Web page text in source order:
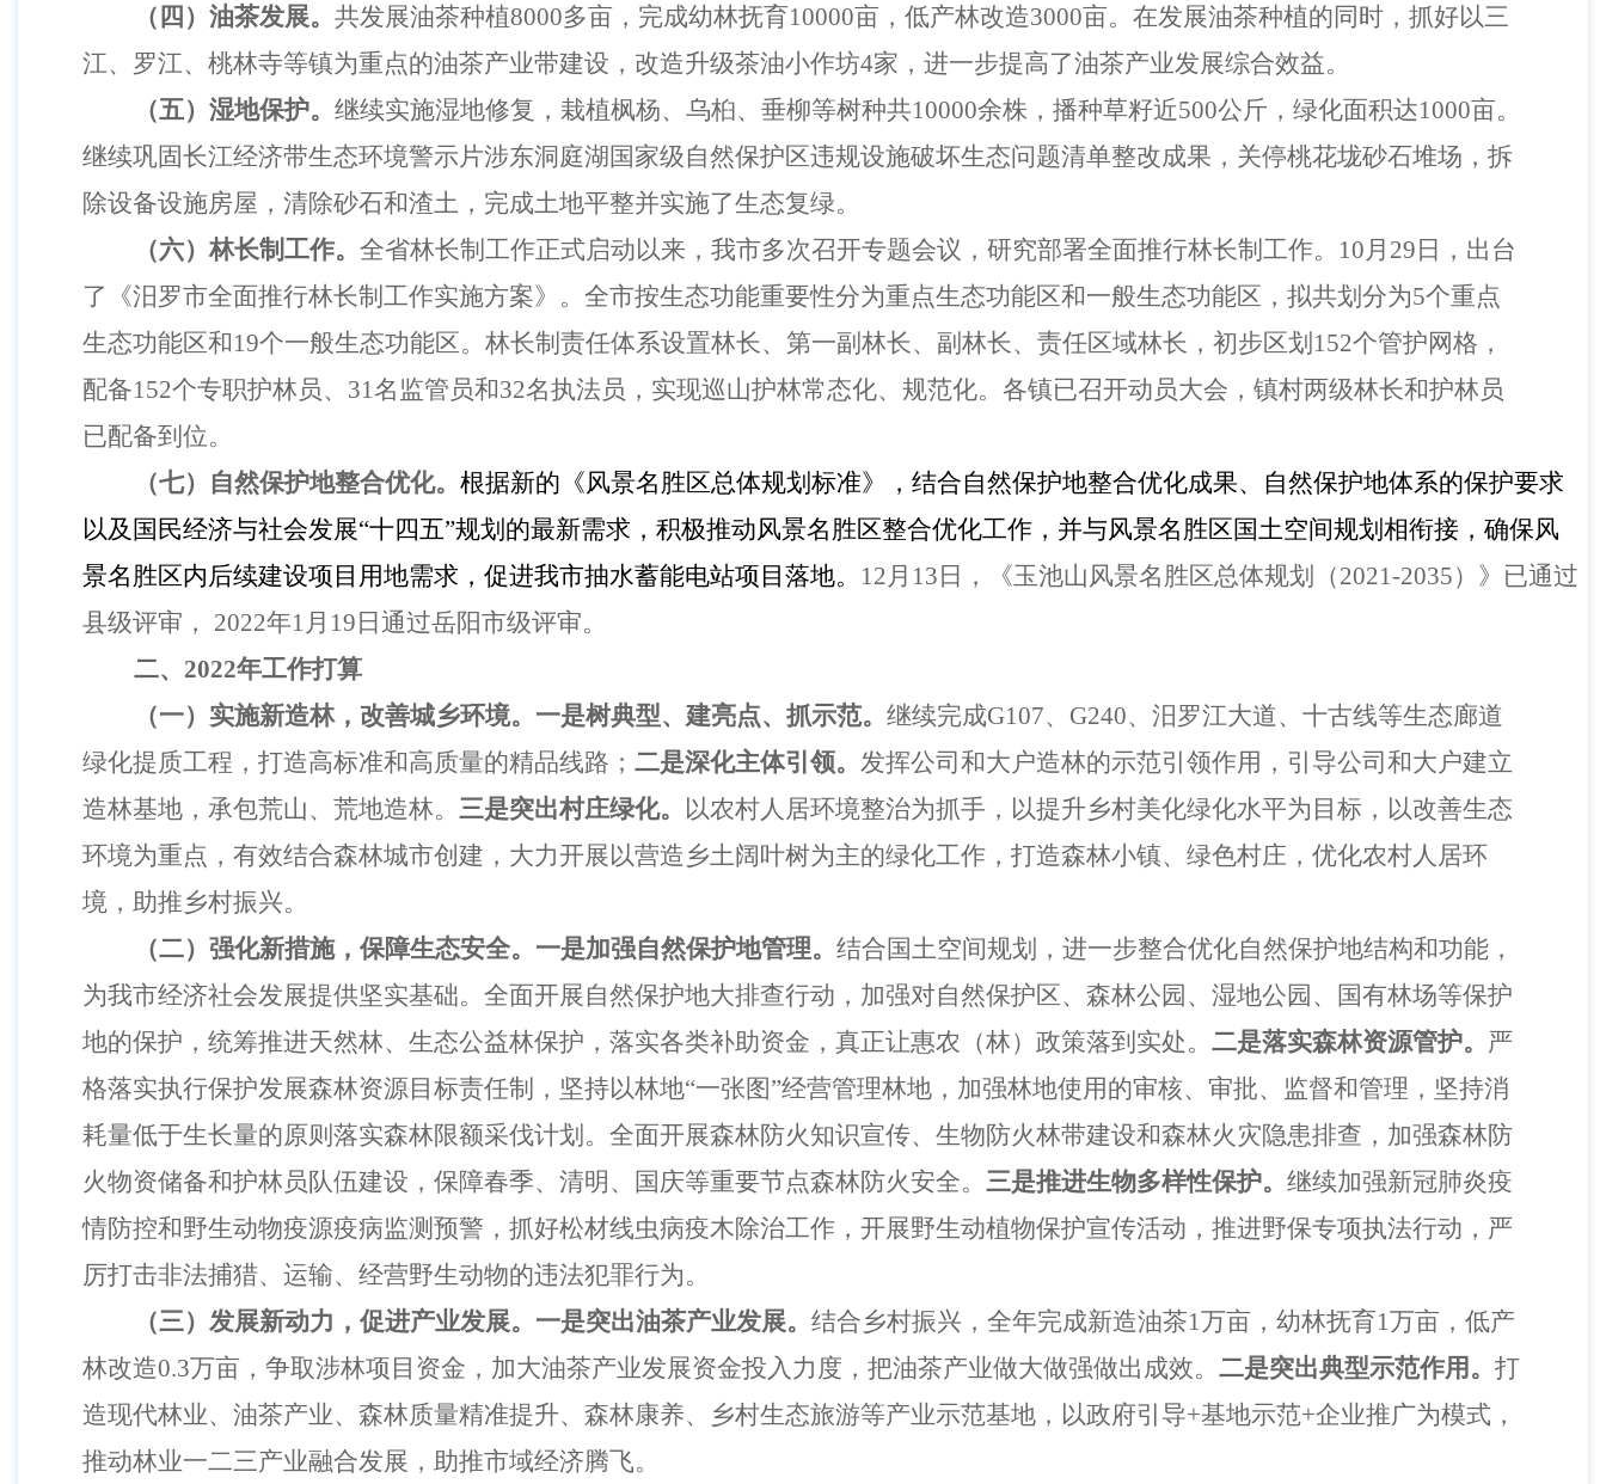
（四）油茶发展。 共发展油茶种植8000多亩，完成幼林抚育10000亩，低产林改造3000亩。在发展油茶种植的同时，抓好以三
江、罗江、桃林寺等镇为重点的油茶产业带建设，改造升级茶油小作坊4家，进一步提高了油茶产业发展综合效益。
（五）湿地保护。 继续实施湿地修复，栽植枫杨、乌桕、垂柳等树种共10000余株，播种草籽近500公斤，绿化面积达1000亩。
继续巩固长江经济带生态环境警示片涉东洞庭湖国家级自然保护区违规设施破坏生态问题清单整改成果，关停桃花垅砂石堆场，拆
除设备设施房屋，清除砂石和渣土，完成土地平整并实施了生态复绿。
（六）林长制工作。 全省林长制工作正式启动以来，我市多次召开专题会议，研究部署全面推行林长制工作。 10月29日，出台
了《汨罗市全面推行林长制工作实施方案》。全市按生态功能重要性分为重点生态功能区和一般生态功能区，拟共划分为5个重点
生态功能区和19个一般生态功能区。林长制责任体系设置林长、第一副林长、副林长、责任区域林长，初步区划152个管护网格，
配备152个专职护林员、31名监管员和32名执法员，实现巡山护林常态化、规范化。 各镇已召开动员大会，镇村两级林长和护林员
已配备到位。
（七）自然保护地整合优化。 根据新的《风景名胜区总体规划标准》，结合自然保护地整合优化成果、自然保护地体系的保护要求
以及国民经济与社会发展“十四五”规划的最新需求，积极推动风景名胜区整合优化工作， 并与风景名胜区国土空间规划相衔接，确保风
景名胜区内后续建设项目用地需求 ，促进我市抽水蓄能电站项目落地。 12月13日，《玉池山风景名胜区总体规划（2021-2035）》已通过
县级评审， 2022年1月19日通过岳阳市级评审。
二、 2022年工作打算
（一）实施新造林，改善城乡环境。 一是树典型、建亮点、抓示范。 继续完成G107、G240、汨罗江大道、十古线等生态廊道
绿化提质工程，打造高标准和高质量的精品线路； 二是深化主体引领。 发挥公司和大户造林的示范引领作用，引导公司和大户建立
造林基地，承包荒山、荒地造林。 三是突出村庄绿化。
以农村人居环境整治为抓手，以提升乡村美化绿化水平为目标，以改善生态
环境为重点，有效结合森林城市创建，大力开展以营造乡土阔叶树为主的绿化工作，打造森林小镇、绿色村庄，优化农村人居环
境，助推乡村振兴。
（二）强化新措施，保障生态安全。 一是加强自然保护地管理。 结合国土空间规划，进一步整合优化自然保护地结构和功能，
为我市经济社会发展提供坚实基础。全面开展自然保护地大排查行动，加强对自然保护区、森林公园、湿地公园、国有林场等保护
地的保护，统筹推进天然林、生态公益林保护，落实各类补助资金，真正让惠农（林）政策落到实处。 二是落实森林资源管护。 严
格落实执行保护发展森林资源目标责任制，坚持以林地“一张图”经营管理林地，加强林地使用的审核、审批、监督和管理，坚持消
耗量低于生长量的原则落实森林限额采伐计划。全面开展森林防火知识宣传、生物防火林带建设和森林火灾隐患排查，加强森林防
火物资储备和护林员队伍建设，保障春季、清明、国庆等重要节点森林防火安全。 三是推进生物多样性保护。 继续加强新冠肺炎疫
情防控和野生动物疫源疫病监测预警，抓好松材线虫病疫木除治工作，开展野生动植物保护宣传活动，推进野保专项执法行动，严
厉打击非法捕猎、运输、经营野生动物的违法犯罪行为。
（三）发展新动力，促进产业发展。 一是突出油茶产业发展。 结合乡村振兴，全年完成新造油茶1万亩，幼林抚育1万亩，低产
林改造0.3万亩，争取涉林项目资金，加大油茶产业发展资金投入力度，把油茶产业做大做强做出成效。 二是突出典型示范作用。 打
造现代林业、油茶产业、森林质量精准提升、森林康养、乡村生态旅游等产业示范基地，以政府引导+基地示范+企业推广为模式，
推动林业一二三产业融合发展，助推市域经济腾飞。